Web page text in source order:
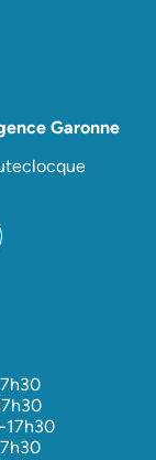
Garonne
17h30